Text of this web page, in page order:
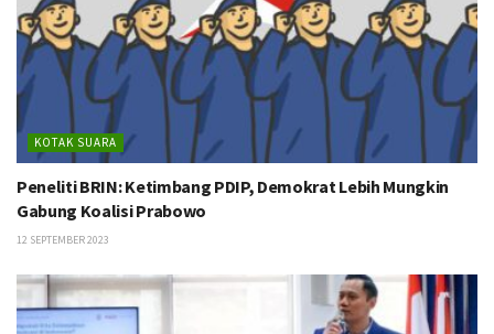
KOTAK SUARA
Peneliti BRIN: Ketimbang PDIP, Demokrat Lebih Mungkin
Gabung Koalisi Prabowo
12 SEPTEMBER 2023